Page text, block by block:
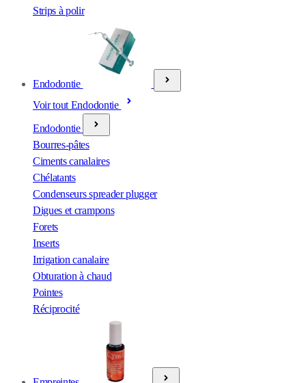
Strips à polir
Endodontie
Voir tout Endodontie
Endodontie
Bourres-pâtes
Ciments canalaires
Chélatants
Condenseurs spreader plugger
Digues et crampons
Forets
Inserts
Irrigation canalaire
Obturation à chaud
Pointes
Réciprocité